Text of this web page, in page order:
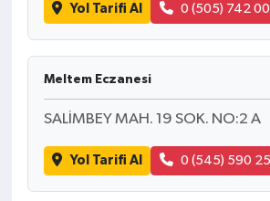
Yol Tarifi Al 0 (505) 742
Meltem Eczanesi
SALİMBEY MAH. 19 SOK. NO:2 A
Yol Tarifi Al 0 (545) 590